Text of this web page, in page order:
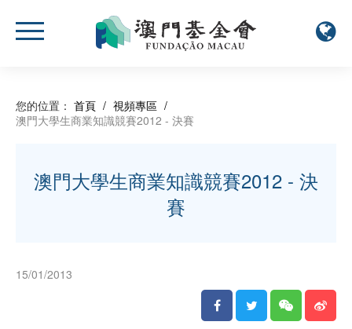
您的位置： 首頁 / 視頻專區 /
澳門大學生商業知識競賽2012 - 決賽
澳門大學生商業知識競賽2012 - 決
賽
15/01/2013